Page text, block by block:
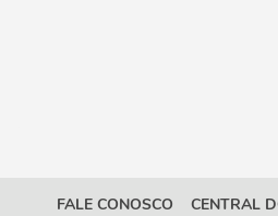
FALE CONOSCO CENTRAL